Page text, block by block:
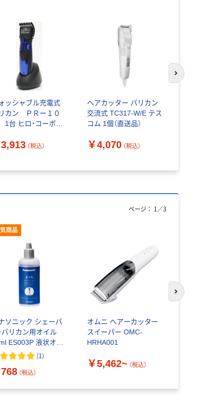
ッシャブル充電式
カン ＰＲー１０
台 ヒロ・コーポレ
3,913 （税込）
ヘアカッター バリカン
交流式 TC317-W/E テス
コム 1個（直送品）
￥4,070 （税込）
次のスライド
商品
ソニック シェーバ
バリカン用オイル
ES003P 液状オイ
(1)
（税込）
オムニ ヘアーカッター
スイーパー OMC-
HRHA001
￥5,462~ （税込）
ページ： 1 ／3
次のスライド